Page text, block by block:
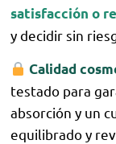
satisfacción o
y decidir sin
Calidad
testado para
absorción y un
equilibrado y